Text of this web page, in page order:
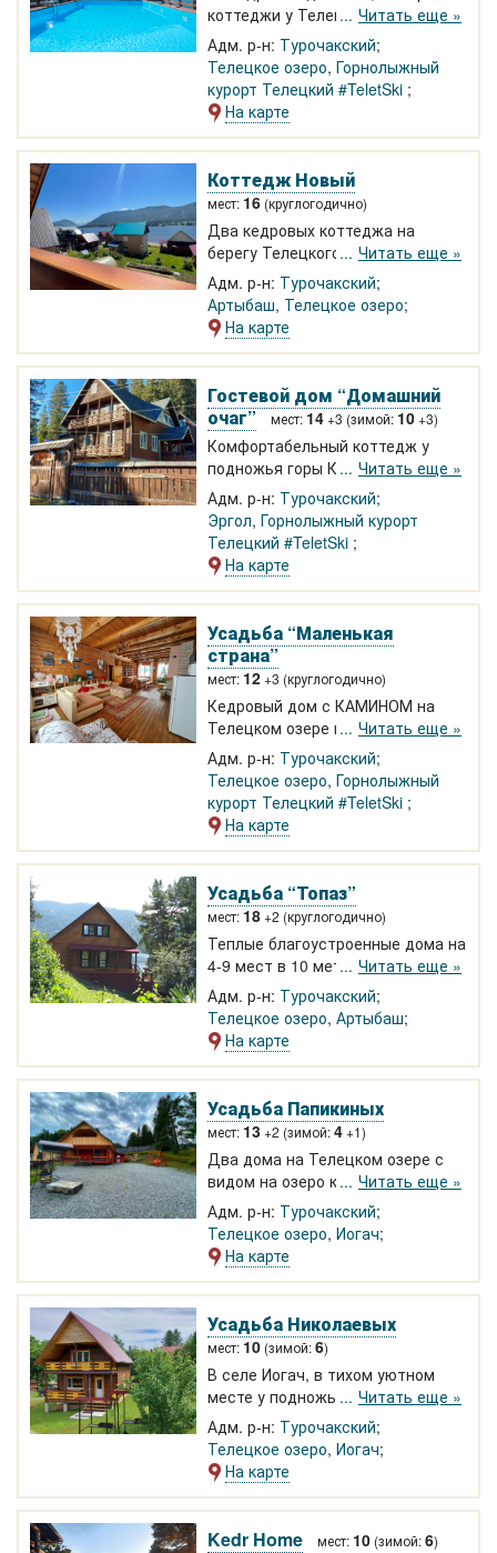
коттеджи у Телецкого озера.
Кафе, бассейн, свой пирс,
пантовый центр, мангальная
зона. Насыщенная экскурсионная
программа. На территории баня,
Wi-Fi, смотровые площадки с
видом на озеро.
Читать еще »
Адм. р-н: Турочакский
Телецкое озеро, Горнолыжный
курорт Телецкий #TeletSki
На карте
Коттедж Новый
мест: 16 (круглогодично)
Два кедровых коттеджа на
берегу Телецкого озера в
Артыбаше у самой воды.
Коттеджи с кухней, душем,
туалетом. Терраса, балкон с
видом на Телецкое. Летняя
беседка-кухня, банька.
Принимаем гостей круглый год!
Читать еще »
Адм. р-н: Турочакский
Артыбаш, Телецкое озеро
На карте
Гостевой дом “Домашний
очаг”
мест: 14+3 (зимой: 10+3)
Комфортабельный коттедж у
подножья горы Кажуган в с.
Артыбаш у Телецкого озера.
Пантовые ванны, летний бассейн.
Читать еще »
Адм. р-н: Турочакский
Эргол, Горнолыжный курорт
Телецкий #TeletSki
На карте
Усадьба “Маленькая
страна”
мест: 12+3 (круглогодично)
Кедровый дом с КАМИНОМ на
Телецком озере круглый год. В
доме 4 спальни, каминный зал,
кухня, три санузла, два душа.
Сдается номерами или целиком.
Баня, прогулки по озеру.
Читать еще »
Адм. р-н: Турочакский
Телецкое озеро, Горнолыжный
курорт Телецкий #TeletSki
На карте
Усадьба “Топаз”
мест: 18+2 (круглогодично)
Теплые благоустроенные дома на
4-9 мест в 10 метрах от
Телецкого озера. Спуск к воде.
Холодильник, чайник,
обогреватель. Баня. Прогулки на
катере к водопадам.
Читать еще »
Адм. р-н: Турочакский
Телецкое озеро, Артыбаш
На карте
Усадьба Папикиных
мест: 13+2 (зимой:4+1)
Два дома на Телецком озере с
видом на озеро круглый год.
Кухня, две или три отдельных
комнаты, отличный вид с террасы
и балкона, санузел с душем.
Баня. От 5000 р./дом.
Читать еще »
Адм. р-н: Турочакский
Телецкое озеро, Иогач
На карте
Усадьба Николаевых
мест: 10 (зимой:6)
В селе Иогач, в тихом уютном
месте у подножья горы Кебетек.
Два дома, отдельно стоящих
благоустроенных. Зимний дом 6
человек. Летний дом - 4
человека. Летом - большая
беседка с оборудованной кухней,
каркасный бассейн
Читать еще »
Адм. р-н: Турочакский
Телецкое озеро, Иогач
На карте
Kedr Home мест: 10 (зимой:6)